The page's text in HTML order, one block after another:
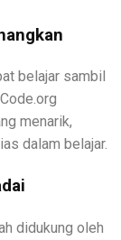
belajar sambil
menarik,
dalam belajar.
didukung oleh